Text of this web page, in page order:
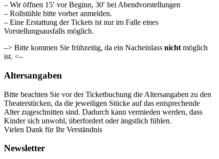
– Wir öffnen 15′ vor Beginn, 30′ bei Abendvorstellungen
– Rollstühle bitte vorher anmelden.
– Eine Erstattung der Tickets ist nur im Falle eines
Vorstellungsausfalls möglich.
–> Bitte kommen Sie frühzeitig, da ein Nacheinlass nicht möglich
ist. <–
Altersangaben
Bitte beachten Sie vor der Ticketbuchung die Altersangaben zu den
Theaterstücken, da die jeweiligen Stücke auf das entsprechende
Alter zugeschnitten sind. Dadurch kann vermieden werden, dass
Kinder sich unwohl, überfordert oder ängstlich fühlen.
Vielen Dank für Ihr Verständnis
Newsletter